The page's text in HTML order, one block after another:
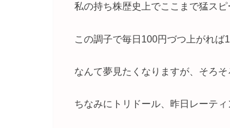
私の持ち株歴史上でここまで猛ス
この調子で毎日100円づつ上がれば
なんて夢見たくなりますが、そろ
ちなみにトリドール、昨日レーテ